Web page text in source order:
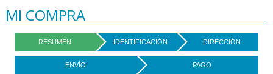
MI COMPRA
RESUMEN IDENTIFICACIÓN DIRECCIÓN
ENVÍO PAGO